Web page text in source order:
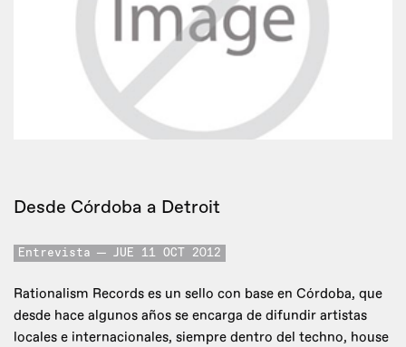
Desde Córdoba a Detroit
Entrevista JUE 11 OCT 2012
Rationalism Records es un sello con base en Córdoba, que
desde hace algunos años se encarga de difundir artistas
locales e internacionales, siempre dentro del techno, house